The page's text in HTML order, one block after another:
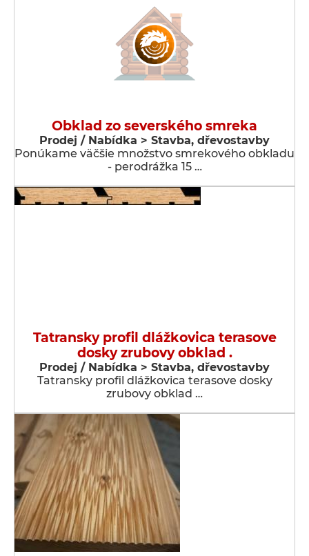
Obklad zo severského smreka
Prodej / Nabídka > Stavba, dřevostavby
Ponúkame väčšie množstvo smrekového obkladu
- perodrážka 15 …
Tatransky profil dlážkovica terasove
dosky zrubovy obklad .
Prodej / Nabídka > Stavba, dřevostavby
Tatransky profil dlážkovica terasove dosky
zrubovy obklad …